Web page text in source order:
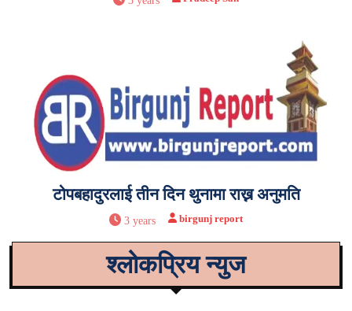
टोपबहादुरलाई तीन दिन थुनामा राख्न अनुमति
3 years birgunj report
श्लोकप्रिय न्युज